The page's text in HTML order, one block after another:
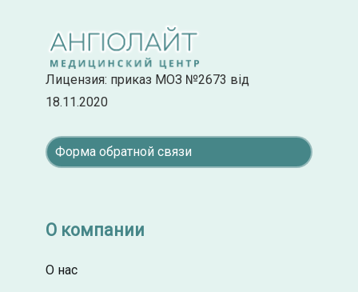
Лицензия: приказ МОЗ №2673 від
18.11.2020
Форма обратной связи
О компании
О нас